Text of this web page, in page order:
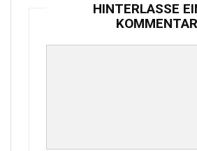
HINTERLASSE
KOMMENTAR